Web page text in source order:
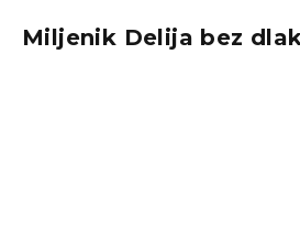
Miljenik Delija bez